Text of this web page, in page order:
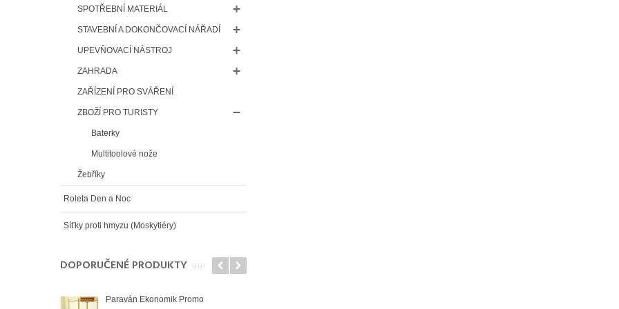
SPOTŘEBNÍ MATERIÁL
STAVEBNÍ A DOKONČOVACÍ NÁŘADÍ
UPEVŇOVACÍ NÁSTROJ
ZAHRADA
ZAŘÍZENÍ PRO SVÁŘENÍ
ZBOŽÍ PRO TURISTY
Baterky
Multitoolové nože
Žebříky
Roleta Den a Noc
Síťky proti hmyzu (Moskytiéry)
DOPORUČENÉ PRODUKTY
Paraván Ekonomik Promo